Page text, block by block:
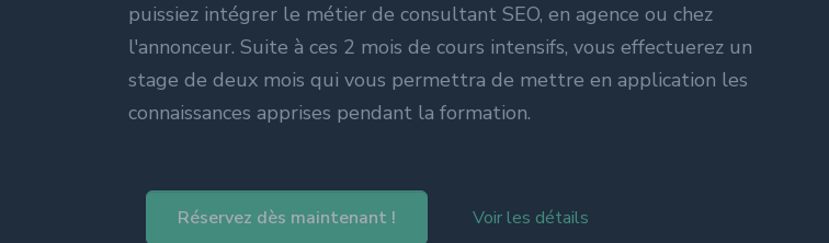
puissiez intégrer le métier de consultant SEO, en agence ou chez
l'annonceur. Suite à ces 2 mois de cours intensifs, vous effectuerez un
stage de deux mois qui vous permettra de mettre en application les
connaissances apprises pendant la formation.
Réservez dès maintenant ! Voir les détails